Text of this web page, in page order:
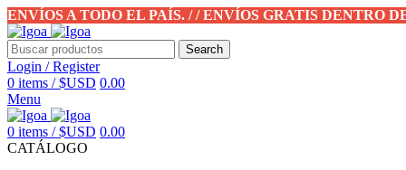
ENVÍOS A TODO EL PAÍS. / / ENVÍOS GRATIS DENTRO
Search
Login / Register
0 items / $USD 0.00
Menu
0 items / $USD 0.00
CATÁLOGO